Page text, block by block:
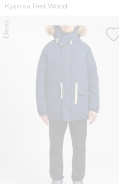
Куртка Red Wood
Devo